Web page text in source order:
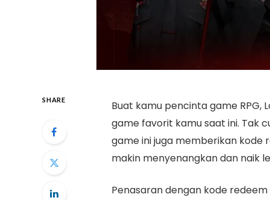
SHARE
Buat kamu pencinta game RPG,
game favorit kamu saat ini. Tak
game ini juga memberikan
makin menyenangkan dan naik
Penasaran dengan kode